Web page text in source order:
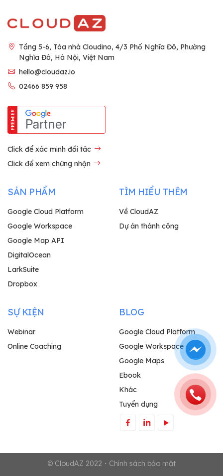
Tầng 5-6, Tòa nhà Cloudino, 4/3 Phố Nghĩa Đô, Phường
Nghĩa Đô, Hà Nội, Việt Nam
hello@cloudaz.io
02466 859 958
Click để xác minh đối tác
Click để xem chứng nhận
SẢN PHẨM
Google Cloud Platform
Google Workspace
Google Map API
DigitalOcean
LarkSuite
Dropbox
TÌM HIỂU THÊM
Về CloudAZ
Dự án thành công
SỰ KIỆN
Webinar
Online Coaching
BLOG
Google Cloud Platform
Google Workspace
Google Maps
Ebook
Khác
Tuyển dụng
© CloudAZ 2022・Chính sách bảo mật